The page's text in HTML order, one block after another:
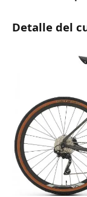
Detalle del